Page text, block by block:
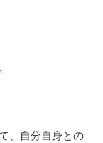
、自分自身との